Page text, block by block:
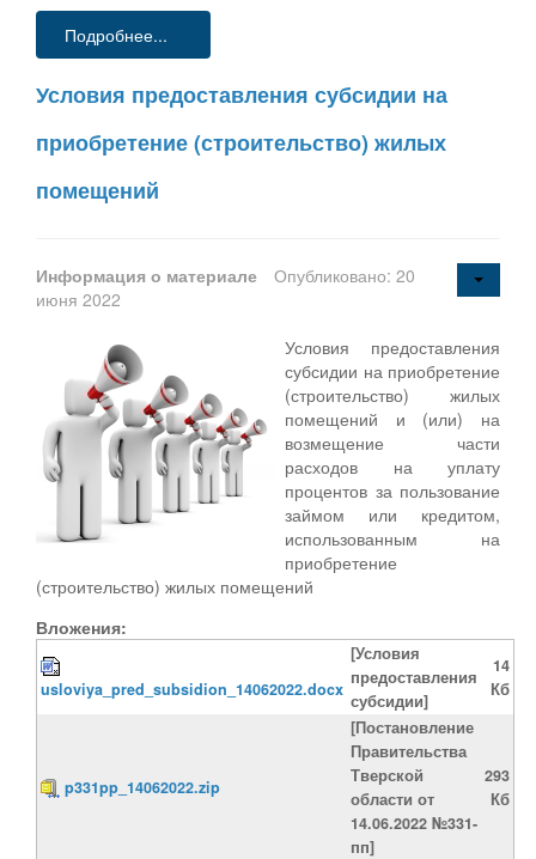
Подробнее...
Условия предоставления субсидии на
приобретение (строительство) жилых
помещений
Информация о материале
Опубликовано: 20
июня 2022
Условия предоставления
субсидии на приобретение
(строительство) жилых
помещений и (или) на
возмещение части
расходов на уплату
процентов за пользование
займом или кредитом,
использованным на
приобретение
(строительство) жилых помещений
Вложения:
usloviya_pred_subsidion_14062022.docx
[Условия
предоставления
субсидии]
14
Кб
p331pp_14062022.zip
[Постановление
Правительства
Тверской
области от
14.06.2022 №331-
пп]
293
Кб